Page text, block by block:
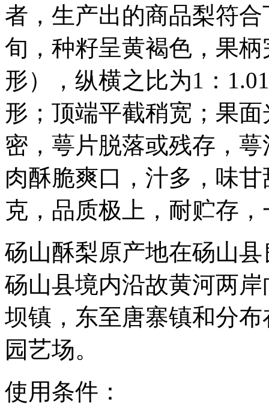
者，生产出的商品梨符
旬，种籽呈黄褐色，果
形），纵横之比为1：
形；顶端平截稍宽；果
密，萼片脱落或残存，
肉酥脆爽口，汁多，味
克，品质极上，耐贮存
砀山酥梨原产地在砀山
砀山县境内沿故黄河两
坝镇，东至唐寨镇和分
园艺场。
使用条件：